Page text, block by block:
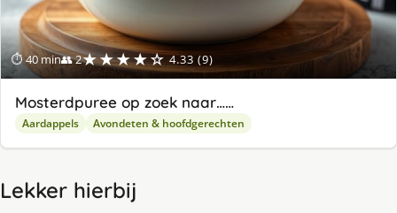
⏱ 40 min👥 2★★★★☆ 4.33 (9)
Mosterdpuree op zoek naar……
Aardappels Avondeten & hoofdgerechten
Lekker hierbij